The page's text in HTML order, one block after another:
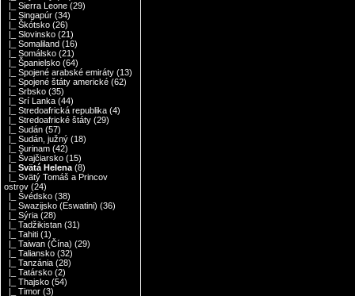
|_ Sierra Leone (29)
|_ Singapúr (34)
|_ Škótsko (26)
|_ Slovinsko (21)
|_ Somaliland (16)
|_ Somálsko (21)
|_ Španielsko (64)
|_ Spojené arabské emiráty (13)
|_ Spojené štáty americké (62)
|_ Srbsko (35)
|_ Srí Lanka (44)
|_ Stredoafrická republika (4)
|_ Stredoafrické štáty (29)
|_ Sudán (57)
|_ Sudán, južný (18)
|_ Surinam (42)
|_ Švajčiarsko (15)
|_ Svätá Helena (8)
|_ Svätý Tomáš a Princov
ostrov (24)
|_ Švédsko (38)
|_ Swazijsko (Eswatini) (36)
|_ Sýria (28)
|_ Tadžikistan (31)
|_ Tahiti (1)
|_ Taiwan (Čína) (29)
|_ Taliansko (32)
|_ Tanzánia (28)
|_ Tatársko (2)
|_ Thajsko (54)
|_ Timor (3)